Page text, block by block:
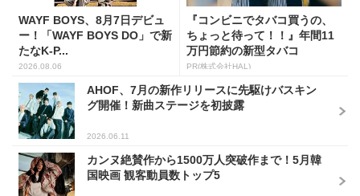
WAYF BOYS、8月7日デビュ
ー！「WAYF BOYS DO」で新
たなK-P...
2026.08.06
『コンビニでタバコ買うの、
ちょっと待って！！』年間11
万円節約の新型タバコ
PR(株式会社HAL)
AHOF、7月の新作リリースに先駆けバスキン
グ開催！新曲ステージを初披露
2026.06.11
カンヌ絶賛作から1500万人突破作まで！5月韓
国映画 観客動員数トップ5